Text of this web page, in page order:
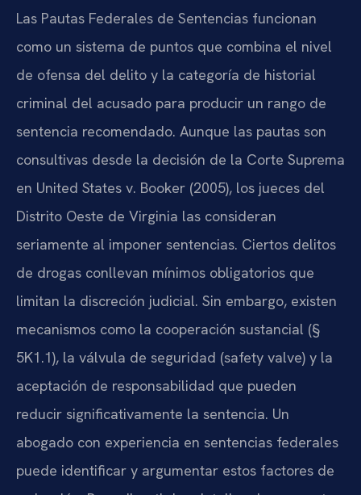
Las Pautas Federales de Sentencias funcionan
como un sistema de puntos que combina el nivel
de ofensa del delito y la categoría de historial
criminal del acusado para producir un rango de
sentencia recomendado. Aunque las pautas son
consultivas desde la decisión de la Corte Suprema
en United States v. Booker (2005), los jueces del
Distrito Oeste de Virginia las consideran
seriamente al imponer sentencias. Ciertos delitos
de drogas conllevan mínimos obligatorios que
limitan la discreción judicial. Sin embargo, existen
mecanismos como la cooperación sustancial (§
5K1.1), la válvula de seguridad (safety valve) y la
aceptación de responsabilidad que pueden
reducir significativamente la sentencia. Un
abogado con experiencia en sentencias federales
puede identificar y argumentar estos factores de